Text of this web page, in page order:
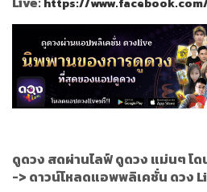
https://
ดูดวง สดผ่านไลฟ์ ดูดวง แม่นๆ โ
-> ดาวน์โหลดแอพพลิเคชั่น ดวง